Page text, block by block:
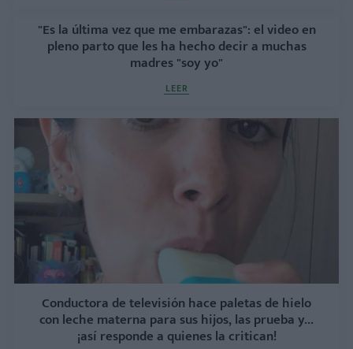
"Es la última vez que me embarazas": el video en
pleno parto que les ha hecho decir a muchas
madres "soy yo"
LEER
Conductora de televisión hace paletas de hielo
con leche materna para sus hijos, las prueba y...
¡así responde a quienes la critican!